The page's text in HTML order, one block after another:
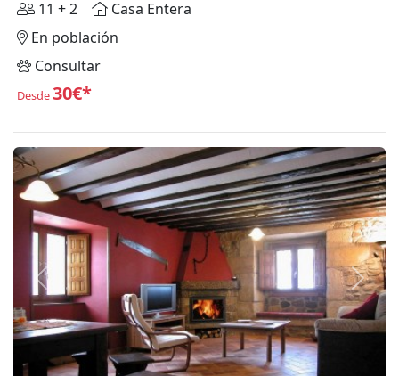
11 + 2
Casa Entera
En población
Consultar
Desde30€*
Anterior